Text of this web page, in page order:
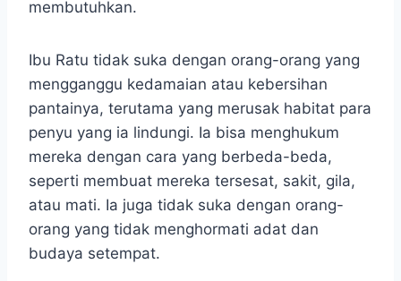
membutuhkan.
Ibu Ratu tidak suka dengan orang-orang yang
mengganggu kedamaian atau kebersihan
pantainya, terutama yang merusak habitat para
penyu yang ia lindungi. Ia bisa menghukum
mereka dengan cara yang berbeda-beda,
seperti membuat mereka tersesat, sakit, gila,
atau mati. Ia juga tidak suka dengan orang-
orang yang tidak menghormati adat dan
budaya setempat.